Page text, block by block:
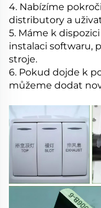
4. Nabízíme
distributory a
5. Máme k
instalaci softwaru,
stroje.
6. Pokud dojde k
můžeme dodat